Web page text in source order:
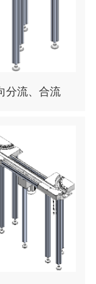
分流、合流